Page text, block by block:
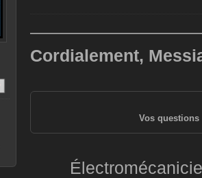
Cordialement,
Vos questions